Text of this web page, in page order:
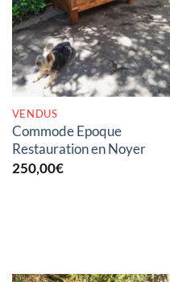
RUPTURE DE STOCK
VENDUS
Commode Epoque
Restauration en Noyer
250,00€